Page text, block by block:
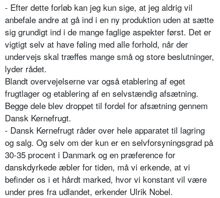
- Efter dette forløb kan jeg kun sige, at jeg aldrig vil
anbefale andre at gå ind i en ny produktion uden at sætte
sig grundigt ind i de mange faglige aspekter først. Det er
vigtigt selv at have føling med alle forhold, når der
undervejs skal træffes mange små og store beslutninger,
lyder rådet.
Blandt overvejelserne var også etablering af eget
frugtlager og etablering af en selvstændig afsætning.
Begge dele blev droppet til fordel for afsætning gennem
Dansk Kernefrugt.
- Dansk Kernefrugt råder over hele apparatet til lagring
og salg. Og selv om der kun er en selvforsyningsgrad på
30-35 procent i Danmark og en præference for
danskdyrkede æbler for tiden, må vi erkende, at vi
befinder os i et hårdt marked, hvor vi konstant vil være
under pres fra udlandet, erkender Ulrik Nobel.